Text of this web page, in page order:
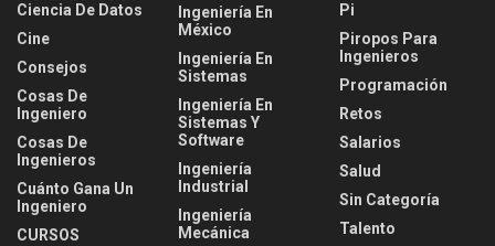
Ciencia De Datos
Cine
Consejos
Cosas De
Ingeniero
Cosas De
Ingenieros
Cuánto Gana Un
Ingeniero
CURSOS
Ingeniería En
México
Ingeniería En
Sistemas
Ingeniería En
Sistemas Y
Software
Ingeniería
Industrial
Ingeniería
Mecánica
Pi
Piropos Para
Ingenieros
Programación
Retos
Salarios
Salud
Sin Categoría
Talento